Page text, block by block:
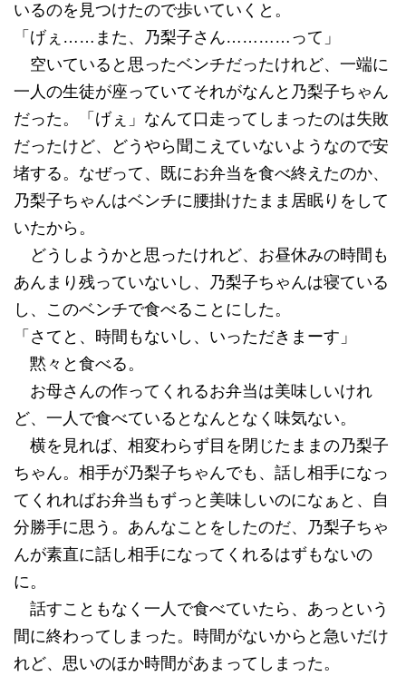
いるのを見つけたので歩いていくと。
「げぇ……また、乃梨子さん…………って」
空いていると思ったベンチだったけれど、一端に
一人の生徒が座っていてそれがなんと乃梨子ちゃん
だった。「げぇ」なんて口走ってしまったのは失敗
だったけど、どうやら聞こえていないようなので安
堵する。なぜって、既にお弁当を食べ終えたのか、
乃梨子ちゃんはベンチに腰掛けたまま居眠りをして
いたから。
どうしようかと思ったけれど、お昼休みの時間も
あんまり残っていないし、乃梨子ちゃんは寝ている
し、このベンチで食べることにした。
「さてと、時間もないし、いっただきまーす」
黙々と食べる。
お母さんの作ってくれるお弁当は美味しいけれ
ど、一人で食べているとなんとなく味気ない。
横を見れば、相変わらず目を閉じたままの乃梨子
ちゃん。相手が乃梨子ちゃんでも、話し相手になっ
てくれればお弁当もずっと美味しいのになぁと、自
分勝手に思う。あんなことをしたのだ、乃梨子ちゃ
んが素直に話し相手になってくれるはずもないの
に。
話すこともなく一人で食べていたら、あっという
間に終わってしまった。時間がないからと急いだけ
れど、思いのほか時間があまってしまった。